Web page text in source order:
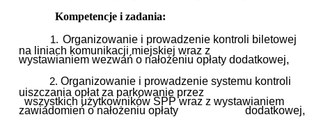
Kompetencje i zadania:
1. Organizowanie i prowadzenie kontroli biletowej
na liniach komunikacji miejskiej wraz z
wystawianiem wezwań o nałożeniu opłaty dodatkowej,
2. Organizowanie i prowadzenie systemu kontroli
uiszczania opłat za parkowanie przez
wszystkich użytkowników SPP wraz z wystawianiem
zawiadomień o nałożeniu opłaty dodatkowej,